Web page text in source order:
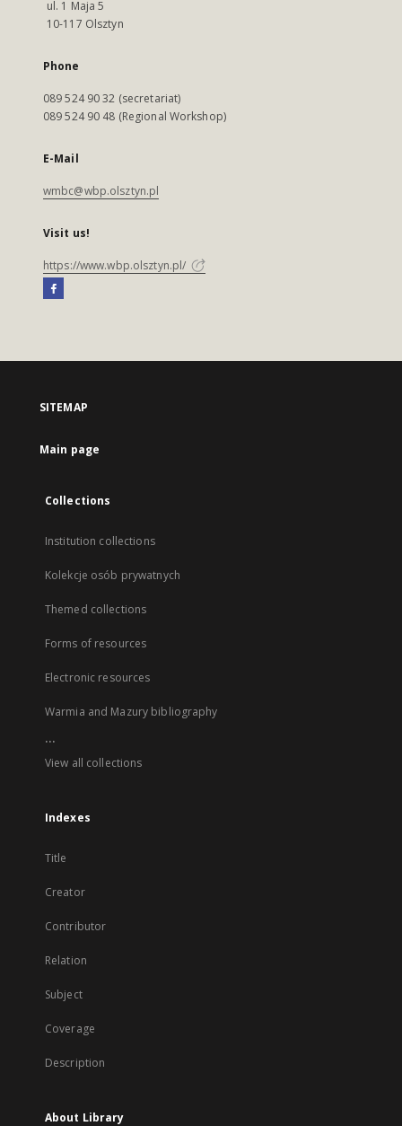
ul. 1 Maja 5
10-117 Olsztyn
Phone
089 524 90 32 (secretariat)
089 524 90 48 (Regional Workshop)
E-Mail
wmbc@wbp.olsztyn.pl
Visit us!
https://www.wbp.olsztyn.pl/
SITEMAP
Main page
Collections
Institution collections
Kolekcje osób prywatnych
Themed collections
Forms of resources
Electronic resources
Warmia and Mazury bibliography
...
View all collections
Indexes
Title
Creator
Contributor
Relation
Subject
Coverage
Description
About Library